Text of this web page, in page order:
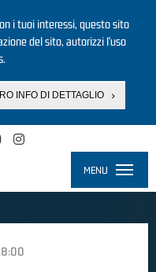
i tuoi interessi, questo sito
del sito, autorizzi l’uso
INFO DI DETTAGLIO
MENU